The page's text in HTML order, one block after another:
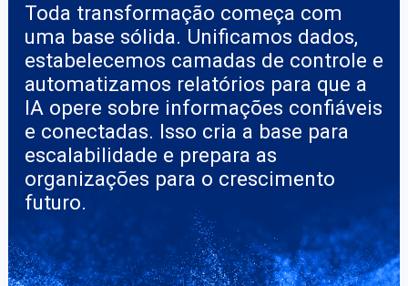
Toda transformação começa com
uma base sólida. Unificamos dados,
estabelecemos camadas de controle e
automatizamos relatórios para que a
IA opere sobre informações confiáveis
e conectadas. Isso cria a base para
escalabilidade e prepara as
organizações para o crescimento
futuro.